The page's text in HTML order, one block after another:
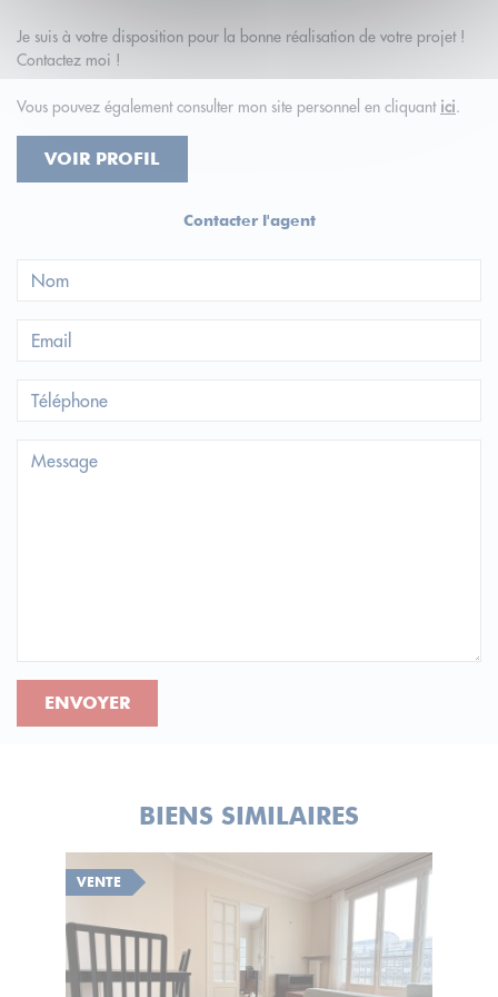
Je suis à votre disposition pour la bonne réalisation de votre projet !
Contactez moi !
Vous pouvez également consulter mon site personnel en cliquant ici.
VOIR PROFIL
Contacter l'agent
ENVOYER
BIENS SIMILAIRES
VENTE